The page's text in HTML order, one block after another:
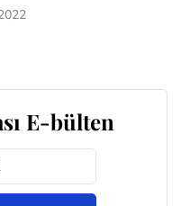
E-bülten